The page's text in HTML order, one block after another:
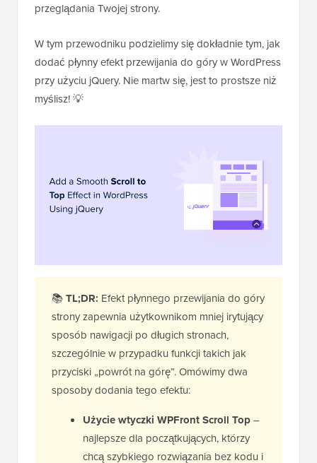
przeglądania Twojej strony.
W tym przewodniku podzielimy się dokładnie tym, jak
dodać płynny efekt przewijania do góry w WordPress
przy użyciu jQuery. Nie martw się, jest to prostsze niż
myślisz! 💡
📚TL;DR: Efekt płynnego przewijania do góry
strony zapewnia użytkownikom mniej irytujący
sposób nawigacji po długich stronach,
szczególnie w przypadku funkcji takich jak
przyciski „powrót na górę”. Omówimy dwa
sposoby dodania tego efektu:
Użycie wtyczki WPFront Scroll Top–
najlepsze dla początkujących, którzy
chcą szybkiego rozwiązania bez kodu i